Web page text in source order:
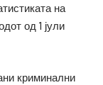
на
од 1 јули
криминални